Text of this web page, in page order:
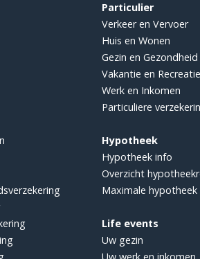
Particulier
Verkeer en Vervoer
Huis en Wonen
Gezin en Gezondheid
Vakantie en Recreatie
Werk en Inkomen
Particuliere
Hypotheek
Hypotheek info
Overzicht
Maximale hypotheek
Life events
Uw gezin